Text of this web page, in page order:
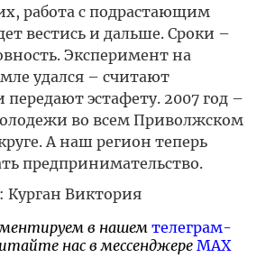
работа с подрастающим
вестись и дальше. Сроки –
Эксперимент на
удался – считают
эстафету. 2007 год –
во всем Приволжском
А наш регион теперь
предпринимательство.
Курган Виктория
в нашем телеграм-
нас в мессенджере MAX